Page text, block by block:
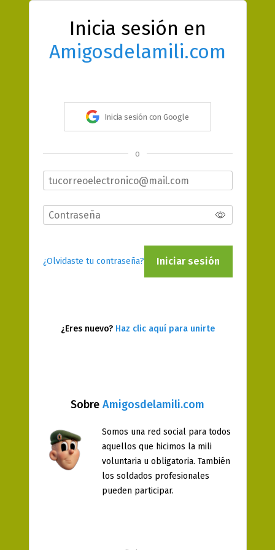
Sobre Amigosdelamili.com
Somos una red social para todos
aquellos que hicimos la mili
voluntaria u obligatoria. También
los soldados profesionales
pueden participar.
Inicia sesión en
Amigosdelamili.com
Inicia sesión con Google
o
¿Olvidaste tu contraseña? Iniciar sesión
¿Eres nuevo? Haz clic aquí para unirte